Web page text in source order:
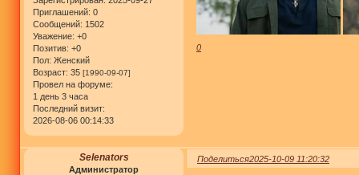
Приглашений: 0
Сообщений: 1502
Уважение: +0
Позитив: +0
Пол: Женский
Возраст: 35 [1990-09-07]
Провел на форуме:
1 день 3 часа
Последний визит:
2026-08-06 00:14:33
0
Поделиться2025-10-09 11:20:32
Selenators
Администратор